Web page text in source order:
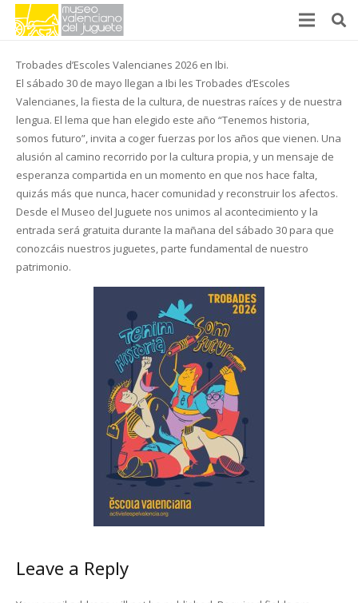
Trobades d’Escoles Valencianes 2026 en Ibi.
El sábado 30 de mayo llegan a Ibi les Trobades d’Escoles
Valencianes, la fiesta de la cultura, de nuestras raíces y de nuestra
lengua. El lema que han elegido este año “Tenemos historia,
somos futuro”, invita a coger fuerzas por los años que vienen. Una
alusión al camino recorrido por la cultura propia, y un mensaje de
esperanza compartida en un momento en que nos hace falta,
quizás más que nunca, hacer comunidad y reconstruir los afectos.
Desde el Museo del Juguete nos unimos al acontecimiento y la
entrada será gratuita durante la mañana del sábado 30 para que
conozcáis nuestros juguetes, parte fundamental de nuestro
patrimonio.
Leave a Reply